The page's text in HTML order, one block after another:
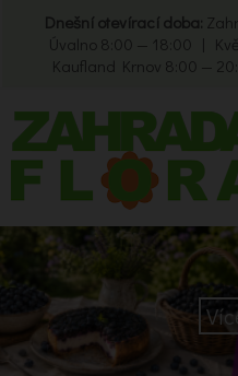
Dnešní otevírací doba:
Úvalno 8:00 — 18:00 |
Kaufland Krnov 8:00 —